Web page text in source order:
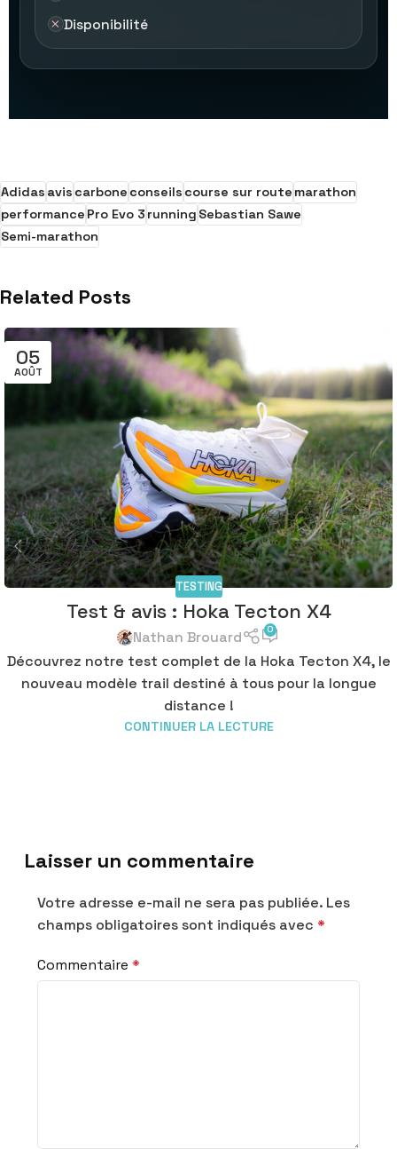
Disponibilité
Adidasaviscarboneconseilscourse sur routemarathon
performancePro Evo 3runningSebastian Sawe
Semi-marathon
Related Posts
05
AOÛT
TESTING
Test & avis : Hoka Tecton X4
Nathan Brouard 0
Découvrez notre test complet de la Hoka Tecton X4, le
nouveau modèle trail destiné à tous pour la longue
distance !
CONTINUER LA LECTURE
Laisser un commentaire
Votre adresse e-mail ne sera pas publiée. Les
champs obligatoires sont indiqués avec *
Commentaire *